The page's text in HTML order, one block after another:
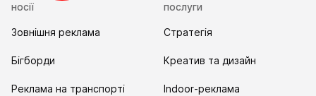
носії
Зовнішня реклама
Бігборди
Реклама на транспорті
послуги
Стратегія
Креатив та дизайн
Indoor-реклама